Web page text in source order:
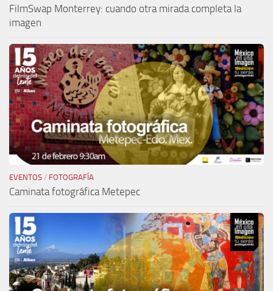
FilmSwap Monterrey: cuando otra mirada completa la
imagen
EVENTOS / FOTOGRAFÍA
Caminata fotográfica Metepec